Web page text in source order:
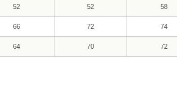
52 52 58
66 72 74
64 70 72